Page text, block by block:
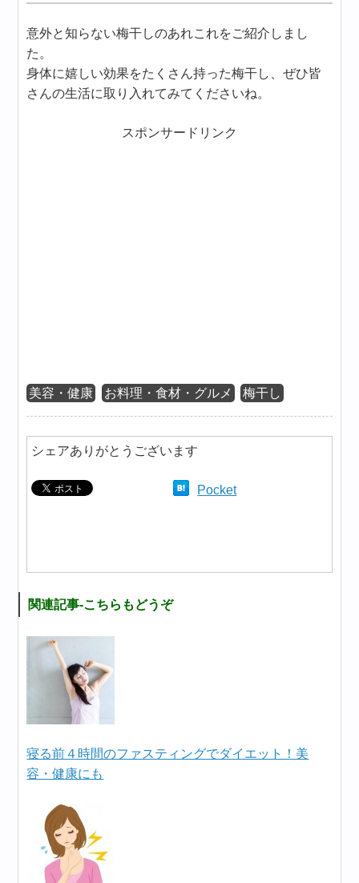
意外と知らない梅干しのあれこれをご紹介しまし
た。
身体に嬉しい効果をたくさん持った梅干し、ぜひ皆
さんの生活に取り入れてみてくださいね。
スポンサードリンク
美容・健康 お料理・食材・グルメ 梅干し
シェアありがとうございます
Pocket
関連記事-こちらもどうぞ
寝る前４時間のファスティングでダイエット！美
容・健康にも